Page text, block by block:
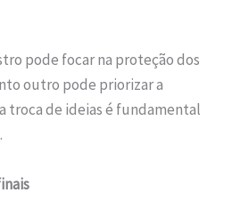
pode focar na proteção dos
outro pode priorizar a
troca de ideias é fundamental